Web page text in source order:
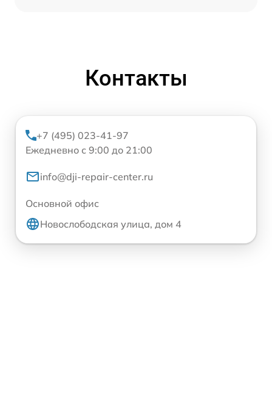
Контакты
+7 (495) 023-41-97
Ежедневно с 9:00 до 21:00
info@dji-repair-center.ru
Основной офис
Новослободская улица, дом 4